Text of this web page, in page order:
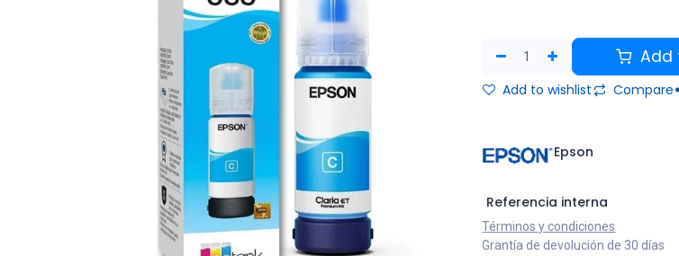
Add
Add to wishlist Compare
Epson
Referencia interna
Términos y condiciones
Grantía de devolución de 30 días